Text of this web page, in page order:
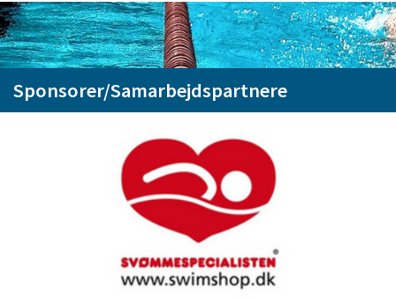
Sponsorer/Samarbejdspartnere